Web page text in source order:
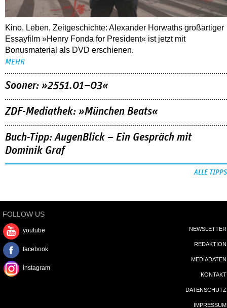
Kino, Leben, Zeitgeschichte: Alexander Horwaths großartiger
Essayfilm »Henry Fonda for President« ist jetzt mit
Bonusmaterial als DVD erschienen.
MEHR
Sooner: »2551.01–03«
ZDF-Mediathek: »München Beats«
Buch-Tipp: AugenBlick – Ein Gespräch mit
Dominik Graf
ALLE TIPPS
FOLLOW US
youtube
facebook
instagram
NEWSLETTER
REDAKTION
MEDIADATEN
KONTAKT
DATENSCHUTZ
IMPRESSUM